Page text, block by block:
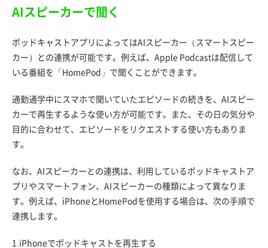
AIスピーカーで聞く
ポッドキャストアプリによってはAIスピーカー（スマートスピー
カー）との連携が可能です。例えば、Apple Podcastは配信して
いる番組を「HomePod」で聞くことができます。
通勤通学中にスマホで聞いていたエピソードの続きを、AIスピー
カーで再生するような使い方が可能です。また、その日の気分や
目的に合わせて、エピソードをリクエストする使い方もありま
す。
なお、AIスピーカーとの連携は、利用しているポッドキャストア
プリやスマートフォン、AIスピーカーの種類によって異なりま
す。例えば、iPhoneとHomePodを使用する場合は、次の手順で
連携します。
1.iPhoneでポッドキャストを再生する